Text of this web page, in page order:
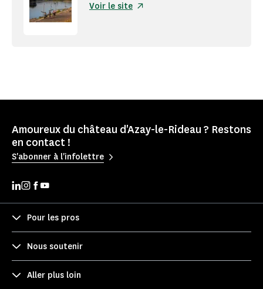
Voir le site
Amoureux du château d'Azay-le-Rideau ? Restons
en contact !
S'abonner à l'infolettre
Pour les pros
Nous soutenir
Aller plus loin